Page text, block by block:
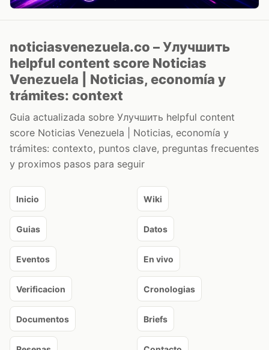
noticiasvenezuela.co – Улучшить
helpful content score Noticias
Venezuela | Noticias, economía y
trámites: context
Guia actualizada sobre Улучшить helpful content
score Noticias Venezuela | Noticias, economía y
trámites: contexto, puntos clave, preguntas frecuentes
y proximos pasos para seguir
Inicio Wiki
Guias Datos
Eventos En vivo
Verificacion Cronologias
Documentos Briefs